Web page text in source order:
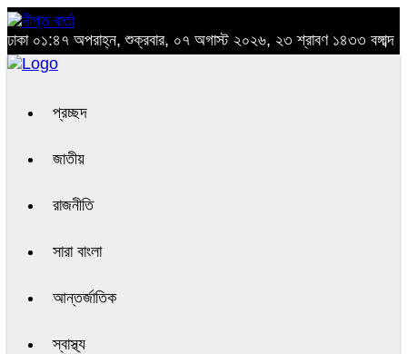
ঢাকা ০১:৪৭ অপরাহ্ন, শুক্রবার, ০৭ অগাস্ট ২০২৬, ২৩ শ্রাবণ ১৪৩৩ বঙ্গাব্দ
প্রচ্ছদ
জাতীয়
রাজনীতি
সারা বাংলা
আন্তর্জাতিক
স্বাস্থ্য